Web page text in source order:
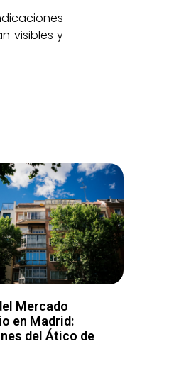
visibles y
Mercado
en Madrid:
del Ático de